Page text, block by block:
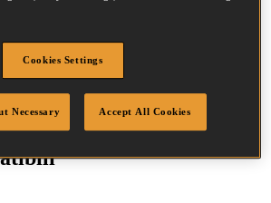
Anello
Brillante
28000
DOP-EU_20_RRB
Cookies Settings
Necessary Accept All Cookies